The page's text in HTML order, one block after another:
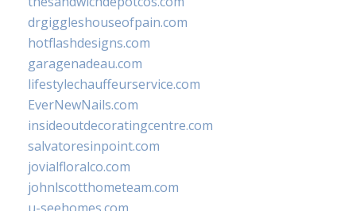
drgiggleshouseofpain.com
hotflashdesigns.com
garagenadeau.com
lifestylechauffeurservice.com
EverNewNails.com
insideoutdecoratingcentre.com
salvatoresinpoint.com
jovialfloralco.com
johnlscotthometeam.com